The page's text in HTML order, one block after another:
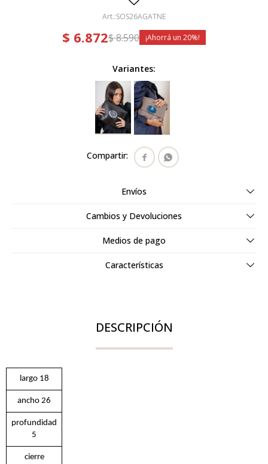
SOS26AGATNE
$ 6.872$8.590 20
Variantes:
 
Envíos
Cambios y Devoluciones
Medios de pago
Características
DESCRIPCIÓN
largo 18
ancho 26
profundidad
5
cierre